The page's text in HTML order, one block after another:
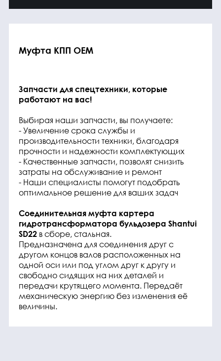
Муфта КПП OEM
Запчасти для спецтехники, которые
работают на вас!
Выбирая наши запчасти, вы получаете:
- Увеличение срока службы и
производительности техники, благодаря
прочности и надежности комплектующих
- Качественные запчасти, позволят снизить
затраты на обслуживание и ремонт
- Наши специалисты помогут подобрать
оптимальное решение для ваших задач
Соединительная муфта картера
гидротрансформатора бульдозера Shantui
SD22 в сборе, стальная.
Предназначена для соединения друг с
другом концов валов расположенных на
одной оси или под углом друг к другу и
свободно сидящих на них деталей и
передачи крутящего момента. Передаёт
механическую энергию без изменения её
величины.